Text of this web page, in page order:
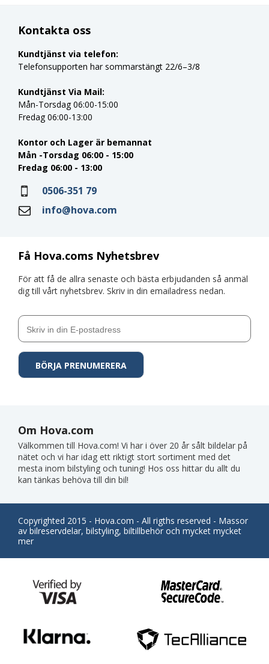
Få Hova.coms Nyhetsbrev
För att få de allra senaste och bästa erbjudanden så anmäl
dig till vårt nyhetsbrev. Skriv in din emailadress nedan.
Kontakta oss
Kundtjänst via telefon:
Telefonsupporten har sommarstängt 22/6–3/8
Kundtjänst Via Mail:
Mån-Torsdag 06:00-15:00
Fredag 06:00-13:00
Kontor och Lager är bemannat
Mån -Torsdag 06:00 - 15:00
Fredag 06:00 - 13:00
0506-351 79
info@hova.com
Om Hova.com
Välkommen till Hova.com! Vi har i över 20 år sålt bildelar på
nätet och vi har idag ett riktigt stort sortiment med det
mesta inom bilstyling och tuning! Hos oss hittar du allt du
kan tänkas behöva till din bil!
Copyrighted 2015 - Hova.com - All rigths reserved - Massor
av bilreservdelar, bilstyling, biltillbehör och mycket mycket
mer